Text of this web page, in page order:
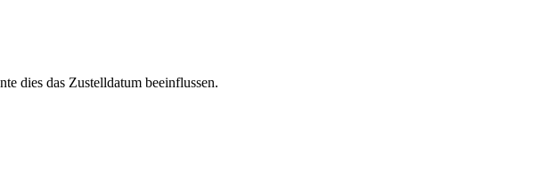
dies das Zustelldatum beeinflussen.